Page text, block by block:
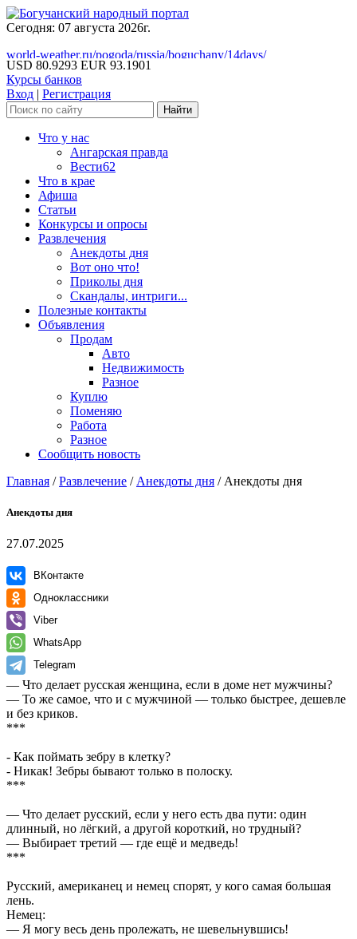
Сегодня: 07 августа 2026г.
world-weather.ru/pogoda/russia/boguchany/14days/
USD 80.9293 EUR 93.1901
Курсы банков
Вход | Регистрация
Что у нас
Ангарская правда
Вести62
Что в крае
Афиша
Статьи
Конкурсы и опросы
Развлечения
Анекдоты дня
Вот оно что!
Приколы дня
Скандалы, интриги...
Полезные контакты
Объявления
Продам
Авто
Недвижимость
Разное
Куплю
Поменяю
Работа
Разное
Сообщить новость
Главная /Развлечение / Анекдоты дня / Анекдоты дня
Анекдоты дня
27.07.2025
ВКонтакте
Одноклассники
Viber
WhatsApp
Telegram
— Что делает русская женщина, если в доме нет мужчины?
— То же самое, что и с мужчиной — только быстрее, дешевле
и без криков.
***
- Как поймать зебру в клетку?
- Никак! Зебры бывают только в полоску.
***
— Что делает русский, если у него есть два пути: один
длинный, но лёгкий, а другой короткий, но трудный?
— Выбирает третий — где ещё и медведь!
***
Русский, американец и немец спорят, у кого самая большая
лень.
Немец:
— Я могу весь день пролежать, не шевельнувшись!